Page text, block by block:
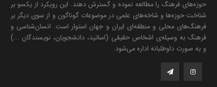
حوزه‌های فرهنگ را مطالعه نموده و گسترش دهند. این رویکرد از یکسو بر
شناخت حوزه‌ها و شاخه‌های علمی در موضوعات گوناگون و از سوی دیگر بر
فرهنگ‌های محلی و منطقه‌ای ایران و جهان استوار است. انسان‌شناسی و
فرهنگ به وسیله‌ی اشخاص حقیقی (اساتید، دانشجویان، نویسندگان ...)
و به صورت داوطلبانه اداره می‌شود.